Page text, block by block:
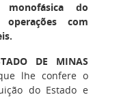
monofásica do
operações com
DE MINAS
lhe confere o
do Estado e